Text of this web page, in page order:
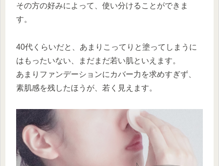
その方の好みによって、使い分けることができま
す。
40代くらいだと、あまりこってりと塗ってしまうに
はもったいない、まだまだ若い肌といえます。
あまりファンデーションにカバー力を求めすぎず、
素肌感を残したほうが、若く見えます。